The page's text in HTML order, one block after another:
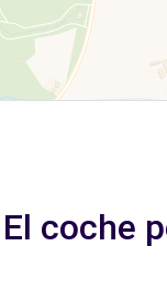
El coche